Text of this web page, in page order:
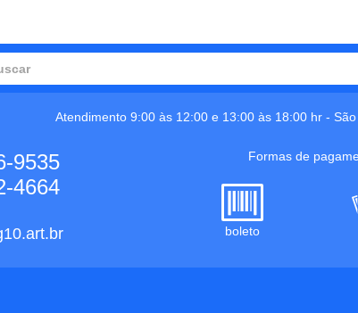
Atendimento 9:00 às 12:00 e 13:00 às 18:00 hr -
9535
4664
Formas de
boleto